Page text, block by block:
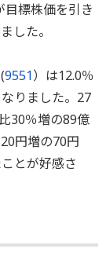
標株価を引き
した。
9551）は12.0％
りました。27
30％増の89億
円増の70円
とが好感さ